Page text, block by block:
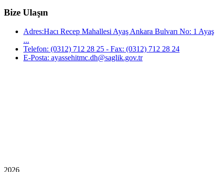
Bize Ulaşın
Adres:Hacı Recep Mahallesi Ayaş Ankara Bulvarı No: 1 Ayaş
...
Telefon: (0312) 712 28 25 - Fax: (0312) 712 28 24
E-Posta: ayassehitmc.dh@saglik.gov.tr
2026